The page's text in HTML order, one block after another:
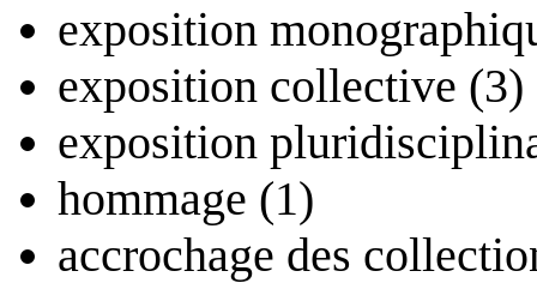
exposition
exposition collective (3)
exposition
hommage (1)
accrochage des